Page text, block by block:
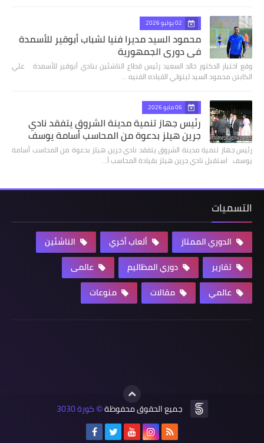
02 يوليو 2026
محمود السيد مديرا فنيا لشباب أبوقير للأسمدة
في دوري الجمهورية
وقع اختيار الدكتور خالد السعيد رئيس قطاع الناشئين بنادي أبوقير للأسمدة علي
الكابتن محمود السيد ليتولي القياده الفنيه …
06 مايو 2026
رئيس جهاز تنمية مدينة الشروق يتفقد نادي
جرين هيلز بدعوة من المحاسب أسامة يوسف
رئيس جهاز تنمية مدينة الشروق يتفقد نادي جرين هيلز بدعوة من المحاسب أسامة
يوسف استقبل نادي جرين هيلز بقيادة المحاسب أ…
التسميات
الدوري الممتاز ألعاب أخري
الناشئين
تقارير
دوري المظاليم
عالمى
عالمي
مقالات منوعات
جميع الحقوق محفوظة © كورة 3030